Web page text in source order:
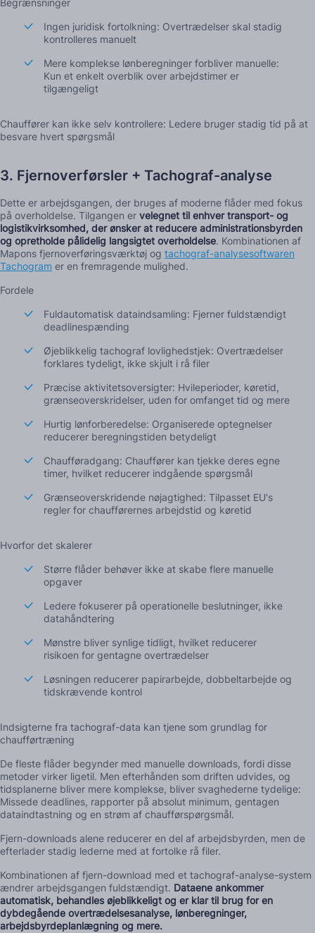
Begrænsninger
Ingen juridisk fortolkning: Overtrædelser skal stadig
kontrolleres manuelt
Mere komplekse lønberegninger forbliver manuelle:
Kun et enkelt overblik over arbejdstimer er
tilgængeligt
Chauffører kan ikke selv kontrollere: Ledere bruger stadig tid på at
besvare hvert spørgsmål
3. Fjernoverførsler + Tachograf-analyse
Dette er arbejdsgangen, der bruges af moderne flåder med fokus
på overholdelse. Tilgangen er velegnet til enhver transport- og
logistikvirksomhed, der ønsker at reducere administrationsbyrden
og opretholde pålidelig langsigtet overholdelse. Kombinationen af
Mapons fjernoverføringsværktøj og tachograf-analysesoftwaren
Tachogram er en fremragende mulighed.
Fordele
Fuldautomatisk dataindsamling: Fjerner fuldstændigt
deadlinespænding
Øjeblikkelig tachograf lovlighedstjek: Overtrædelser
forklares tydeligt, ikke skjult i rå filer
Præcise aktivitetsoversigter: Hvileperioder, køretid,
grænseoverskridelser, uden for omfanget tid og mere
Hurtig lønforberedelse: Organiserede optegnelser
reducerer beregningstiden betydeligt
Chaufføradgang: Chauffører kan tjekke deres egne
timer, hvilket reducerer indgående spørgsmål
Grænseoverskridende nøjagtighed: Tilpasset EU's
regler for chaufførernes arbejdstid og køretid
Hvorfor det skalerer
Større flåder behøver ikke at skabe flere manuelle
opgaver
Ledere fokuserer på operationelle beslutninger, ikke
datahåndtering
Mønstre bliver synlige tidligt, hvilket reducerer
risikoen for gentagne overtrædelser
Løsningen reducerer papirarbejde, dobbeltarbejde og
tidskrævende kontrol
Indsigterne fra tachograf-data kan tjene som grundlag for
chaufførtræning
De fleste flåder begynder med manuelle downloads, fordi disse
metoder virker ligetil. Men efterhånden som driften udvides, og
tidsplanerne bliver mere komplekse, bliver svaghederne tydelige:
Missede deadlines, rapporter på absolut minimum, gentagen
dataindtastning og en strøm af chaufførspørgsmål.
Fjern-downloads alene reducerer en del af arbejdsbyrden, men de
efterlader stadig lederne med at fortolke rå filer.
Kombinationen af fjern-download med et tachograf-analyse-system
ændrer arbejdsgangen fuldstændigt. Dataene ankommer
automatisk, behandles øjeblikkeligt og er klar til brug for en
dybdegående overtrædelsesanalyse, lønberegninger,
arbejdsbyrdeplanlægning og mere.